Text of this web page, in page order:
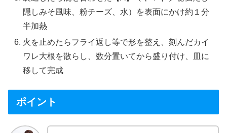
隠しみそ風味、粉チーズ、水）を表面にかけ約１分
半加熱
火を止めたらフライ返し等で形を整え、刻んだカイ
ワレ大根を散らし、数分置いてから盛り付け、皿に
移して完成
ポイント